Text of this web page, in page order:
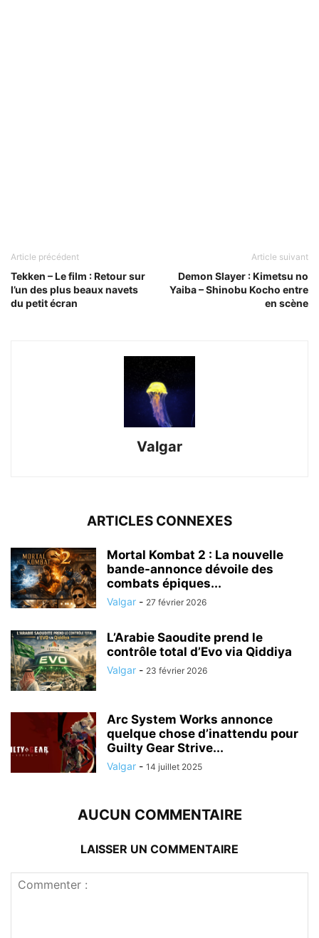
Article précédent
Tekken – Le film : Retour sur
l’un des plus beaux navets
du petit écran
Article suivant
Demon Slayer : Kimetsu no
Yaiba – Shinobu Kocho entre
en scène
Valgar
ARTICLES CONNEXES
Mortal Kombat 2 : La nouvelle
bande-annonce dévoile des
combats épiques...
Valgar - 27 février 2026
L’Arabie Saoudite prend le
contrôle total d’Evo via Qiddiya
Valgar - 23 février 2026
Arc System Works annonce
quelque chose d’inattendu pour
Guilty Gear Strive...
Valgar - 14 juillet 2025
AUCUN COMMENTAIRE
LAISSER UN COMMENTAIRE